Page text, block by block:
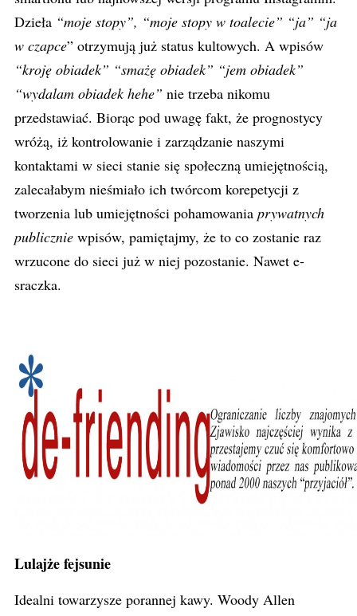
Dzieła “moje stopy”, “moje stopy w toalecie” “ja” “ja
w czapce” otrzymują już status kultowych. A wpisów
“kroję obiadek” “smażę obiadek” “jem obiadek”
“wydalam obiadek hehe” nie trzeba nikomu
przedstawiać. Biorąc pod uwagę fakt, że prognostycy
wróżą, iż kontrolowanie i zarządzanie naszymi
kontaktami w sieci stanie się społeczną umiejętnością,
zalecałabym nieśmiało ich twórcom korepetycji z
tworzenia lub umiejętności pohamowania prywatnych
publicznie wpisów, pamiętajmy, że to co zostanie raz
wrzucone do sieci już w niej pozostanie. Nawet e-
sraczka.
Lulajże fejsunie
Idealni towarzysze porannej kawy. Woody Allen